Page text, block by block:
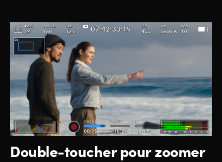
Double-toucher pour zoomer